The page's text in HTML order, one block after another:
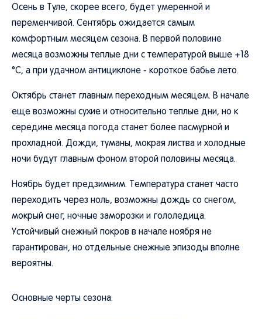
Осень в Туле, скорее всего, будет умеренной и
переменчивой. Сентябрь ожидается самым
комфортным месяцем сезона. В первой половине
месяца возможны теплые дни с температурой выше +18
°C, а при удачном антициклоне - короткое бабье лето.
Октябрь станет главным переходным месяцем. В начале
еще возможны сухие и относительно теплые дни, но к
середине месяца погода станет более пасмурной и
прохладной. Дожди, туманы, мокрая листва и холодные
ночи будут главным фоном второй половины месяца.
Ноябрь будет предзимним. Температура станет часто
переходить через ноль, возможны дождь со снегом,
мокрый снег, ночные заморозки и гололедица.
Устойчивый снежный покров в начале ноября не
гарантирован, но отдельные снежные эпизоды вполне
вероятны.
Основные черты сезона: